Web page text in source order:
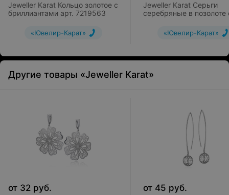
Jeweller Karat Кольцо золотое с
бриллиантами арт. 7219563
«Ювелир-Карат»
Jeweller Karat Серьги
серебряные в позолоте
«Ювелир-Карат»
Другие товары «Jeweller Karat»
от 32 руб. от 45 руб.